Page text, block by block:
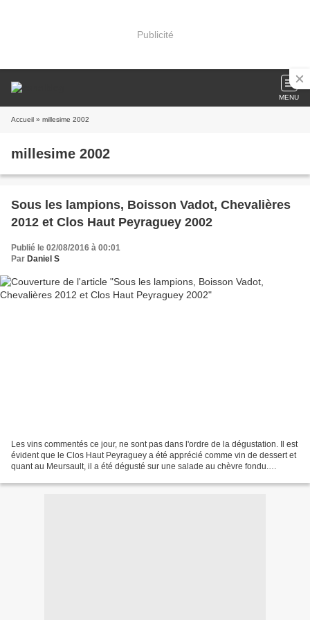
Publicité
MENU
Accueil » millesime 2002
millesime 2002
Sous les lampions, Boisson Vadot, Chevalières
2012 et Clos Haut Peyraguey 2002
Publié le 02/08/2016 à 00:01
Par Daniel S
Les vins commentés ce jour, ne sont pas dans l'ordre de la dégustation. Il est
évident que le Clos Haut Peyraguey a été apprécié comme vin de dessert et
quant au Meursault, il a été dégusté sur une salade au chèvre fondu.